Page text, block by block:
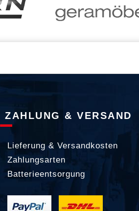
ZAHLUNG & VERSAND
Lieferung & Versandkosten
Zahlungsarten
Batterieentsorgung